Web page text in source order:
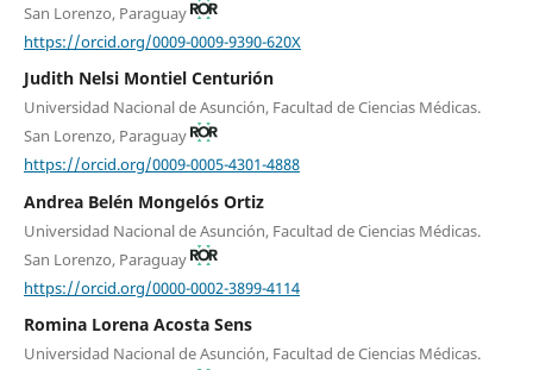
San Lorenzo, Paraguay
https://orcid.org/0009-0009-9390-620X
Judith Nelsi Montiel Centurión
Universidad Nacional de Asunción, Facultad de Ciencias Médicas.
San Lorenzo, Paraguay
https://orcid.org/0009-0005-4301-4888
Andrea Belén Mongelós Ortiz
Universidad Nacional de Asunción, Facultad de Ciencias Médicas.
San Lorenzo, Paraguay
https://orcid.org/0000-0002-3899-4114
Romina Lorena Acosta Sens
Universidad Nacional de Asunción, Facultad de Ciencias Médicas.